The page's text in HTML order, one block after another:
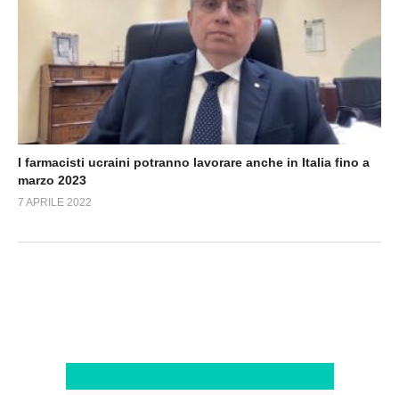
I farmacisti ucraini potranno lavorare anche in Italia fino a
marzo 2023
7 APRILE 2022